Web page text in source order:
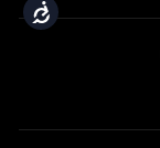
Accessibility